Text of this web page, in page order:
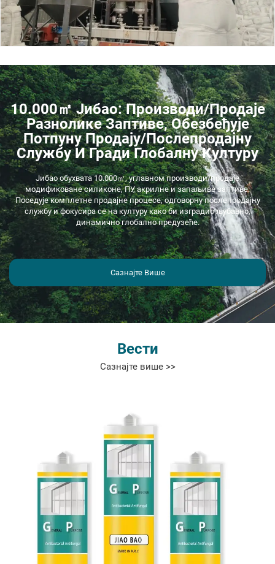
10.000㎡ Јибао: Производи/продаје
Разнолике Заптиве, Обезбеђује
Потпуну Продају/послепродајну
Службу И Гради Глобалну Културу
Јибао обухвата 10.000㎡, углавном производи/продаје
модификоване силиконе, ПУ, акрилне и запаљиве заптиве.
Поседује комплетне продајне процесе, одговорну послепродајну
службу и фокусира се на културу како би изградио љубавно,
динамично глобално предузеће.
Сазнајте Више
Вести
Сазнајте више >>